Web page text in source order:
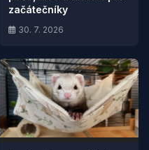
začátečníky
30. 7. 2026